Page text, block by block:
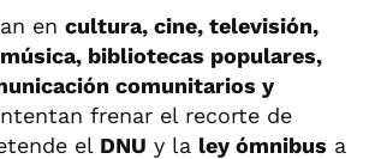
en cultura, cine, televisión,
bibliotecas populares,
comunitarios y
frenar el recorte de
el DNU y la ley ómnibus a